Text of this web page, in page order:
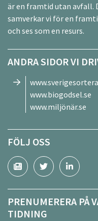
är en framtid utan avfall.
samverkar vi för en
och ses som en resurs.
ANDRA SIDOR VI
www.biogodsel.se
www.miljönär.se
FÖLJ OSS
PRENUMERERA PÅ
TIDNING